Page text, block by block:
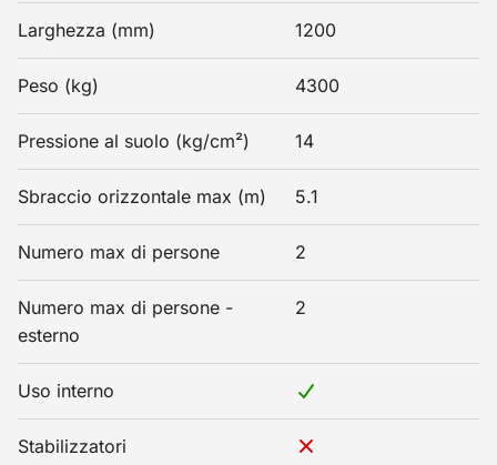
Larghezza (mm) 1200
Peso (kg) 4300
Pressione al suolo (kg/cm²) 14
Sbraccio orizzontale max (m) 5.1
Numero max di persone 2
Numero max di persone -
esterno
2
Uso interno
Stabilizzatori